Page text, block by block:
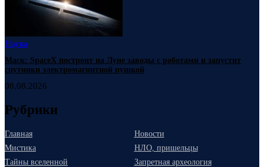
Наука
Маск: SpaceX построит на Луне заводы с роботами и запустит
спутники электромагнитной пушкой
08.08.2026
Рубрики
Главная
Новости
Мистика
НЛО, пришельцы
Тайны вселенной
Запретная археология